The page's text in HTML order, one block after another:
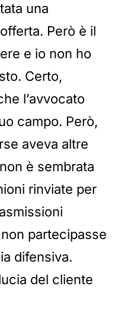
una
Però è il
e io non ho
Certo,
l’avvocato
campo. Però,
aveva altre
è sembrata
rinviate per
partecipasse
difensiva.
del cliente